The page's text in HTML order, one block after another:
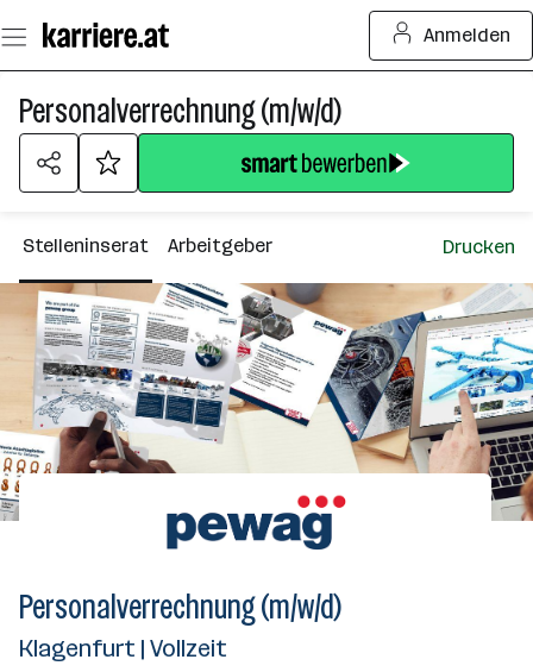
Seiteninhalt
springen
Anmelden
Personalverrechnung (m/w/d)
Stelleninserat Arbeitgeber Drucken
Personalverrechnung (m/w/d)
Klagenfurt | Vollzeit